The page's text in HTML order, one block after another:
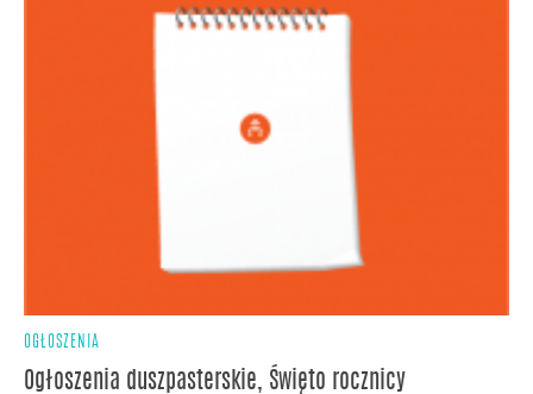
OGŁOSZENIA
Ogłoszenia duszpasterskie, Święto rocznicy